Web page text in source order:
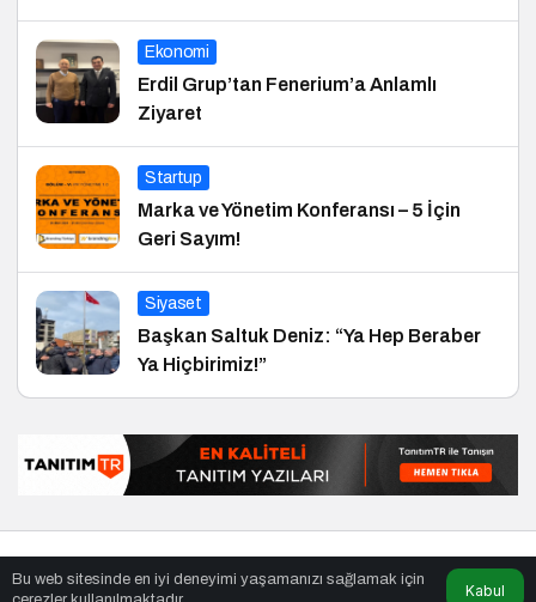
Ekonomi
Erdil Grup’tan Fenerium’a Anlamlı
Ziyaret
Startup
Marka ve Yönetim Konferansı – 5 İçin
Geri Sayım!
Siyaset
Başkan Saltuk Deniz: “Ya Hep Beraber
Ya Hiçbirimiz!”
Bu web sitesinde en iyi deneyimi yaşamanızı sağlamak için
Kabul
en iyiler
listesi ,bihaber, sağlıklı